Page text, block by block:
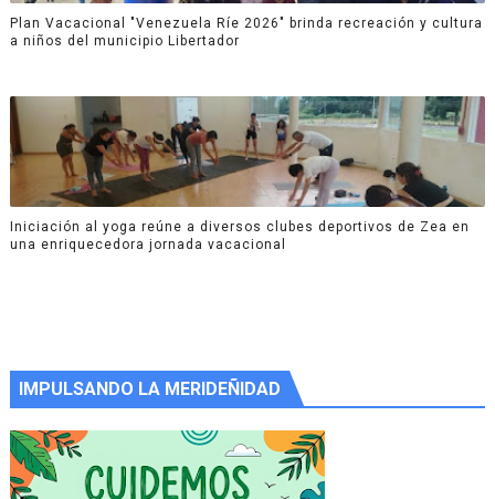
Plan Vacacional "Venezuela Ríe 2026" brinda recreación y cultura
a niños del municipio Libertador
Iniciación al yoga reúne a diversos clubes deportivos de Zea en
una enriquecedora jornada vacacional
IMPULSANDO LA MERIDEÑIDAD